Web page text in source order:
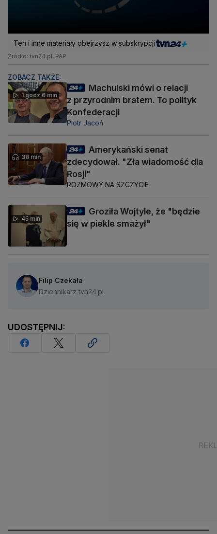
Ten i inne materiały obejrzysz w subskrypcji
Źródło: tvn24.pl, PAP
ZOBACZ TAKŻE:
1 godz 6 min
Machulski mówi o relacji
z przyrodnim bratem. To polityk
Konfederacji
Piotr Jacoń
38 min
Amerykański senat
zdecydował. "Zła wiadomość dla
Rosji"
ROZMOWY NA SZCZYCIE
45 min
Groziła Wojtyle, że "będzie
się w piekle smażył"
Filip Czekała
Dziennikarz tvn24.pl
UDOSTĘPNIJ: